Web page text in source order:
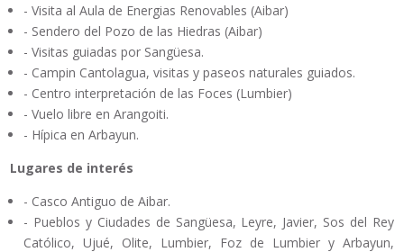
- Visita al Aula de Energias Renovables (Aibar)
- Sendero del Pozo de las Hiedras (Aibar)
- Visitas guiadas por Sangüesa.
- Campin Cantolagua, visitas y paseos naturales guiados.
- Centro interpretación de las Foces (Lumbier)
- Vuelo libre en Arangoiti.
- Hípica en Arbayun.
Lugares de interés
- Casco Antiguo de Aibar.
- Pueblos y Ciudades de Sangüesa, Leyre, Javier, Sos del Rey
Católico, Ujué, Olite, Lumbier, Foz de Lumbier y Arbayun,